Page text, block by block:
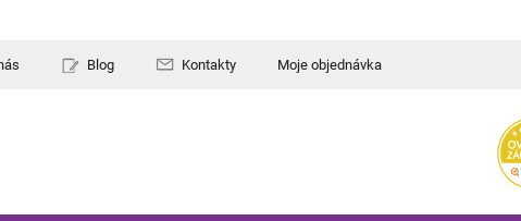
Blog Kontakty Moje objednávka